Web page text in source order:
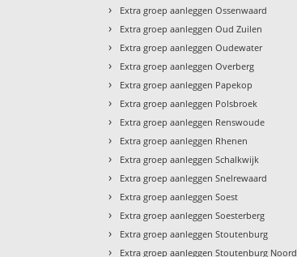
› Extra groep aanleggen Ossenwaard
› Extra groep aanleggen Oud Zuilen
› Extra groep aanleggen Oudewater
› Extra groep aanleggen Overberg
› Extra groep aanleggen Papekop
› Extra groep aanleggen Polsbroek
› Extra groep aanleggen Renswoude
› Extra groep aanleggen Rhenen
› Extra groep aanleggen Schalkwijk
› Extra groep aanleggen Snelrewaard
› Extra groep aanleggen Soest
› Extra groep aanleggen Soesterberg
› Extra groep aanleggen Stoutenburg
› Extra groep aanleggen Stoutenburg Noord